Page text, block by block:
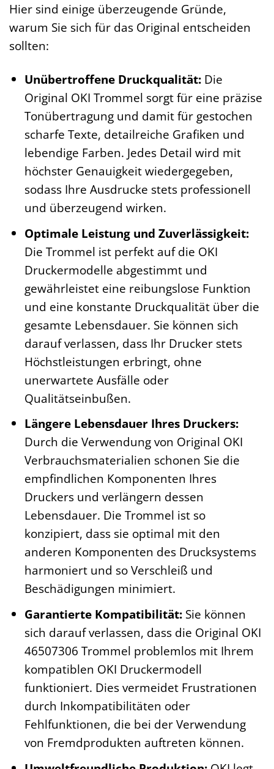
Hier sind einige überzeugende Gründe,
warum Sie sich für das Original entscheiden
sollten:
Unübertroffene Druckqualität:Die
Original OKI Trommel sorgt für eine präzise
Tonübertragung und damit für gestochen
scharfe Texte, detailreiche Grafiken und
lebendige Farben. Jedes Detail wird mit
höchster Genauigkeit wiedergegeben,
sodass Ihre Ausdrucke stets professionell
und überzeugend wirken.
Optimale Leistung und Zuverlässigkeit:
Die Trommel ist perfekt auf die OKI
Druckermodelle abgestimmt und
gewährleistet eine reibungslose Funktion
und eine konstante Druckqualität über die
gesamte Lebensdauer. Sie können sich
darauf verlassen, dass Ihr Drucker stets
Höchstleistungen erbringt, ohne
unerwartete Ausfälle oder
Qualitätseinbußen.
Längere Lebensdauer Ihres Druckers:
Durch die Verwendung von Original OKI
Verbrauchsmaterialien schonen Sie die
empfindlichen Komponenten Ihres
Druckers und verlängern dessen
Lebensdauer. Die Trommel ist so
konzipiert, dass sie optimal mit den
anderen Komponenten des Drucksystems
harmoniert und so Verschleiß und
Beschädigungen minimiert.
Garantierte Kompatibilität:Sie können
sich darauf verlassen, dass die Original OKI
46507306 Trommel problemlos mit Ihrem
kompatiblen OKI Druckermodell
funktioniert. Dies vermeidet Frustrationen
durch Inkompatibilitäten oder
Fehlfunktionen, die bei der Verwendung
von Fremdprodukten auftreten können.